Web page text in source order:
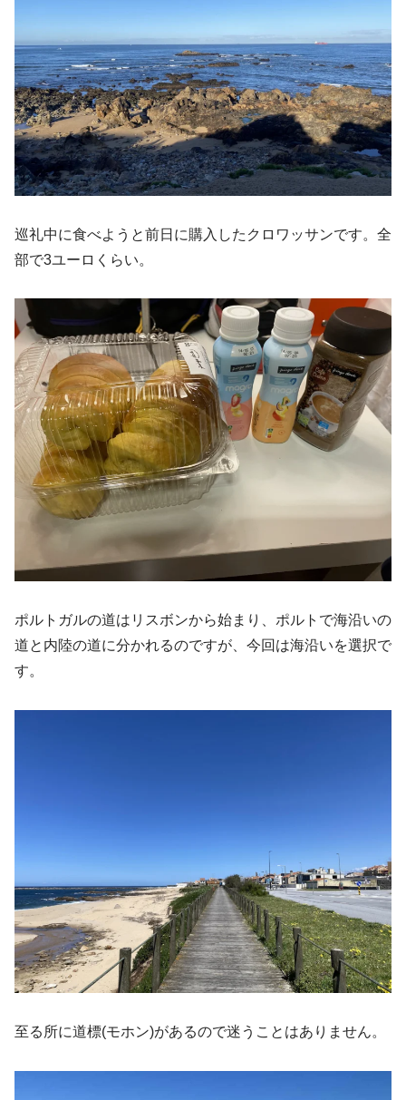
巡礼中に食べようと前日に購入したクロワッサンです。全
部で3ユーロくらい。
ポルトガルの道はリスボンから始まり、ポルトで海沿いの
道と内陸の道に分かれるのですが、今回は海沿いを選択で
す。
至る所に道標(モホン)があるので迷うことはありません。